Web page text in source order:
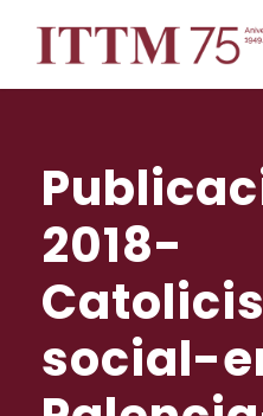
2018-
social-